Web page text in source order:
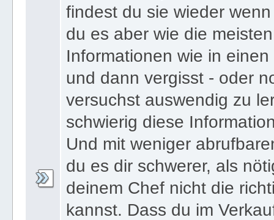
findest du sie wieder
du es aber wie die
Informationen wie in
und dann vergisst - oder
versuchst auswendig zu
schwierig diese
Und mit weniger
du es dir schwerer, als
deinem Chef nicht die
kannst. Dass du im